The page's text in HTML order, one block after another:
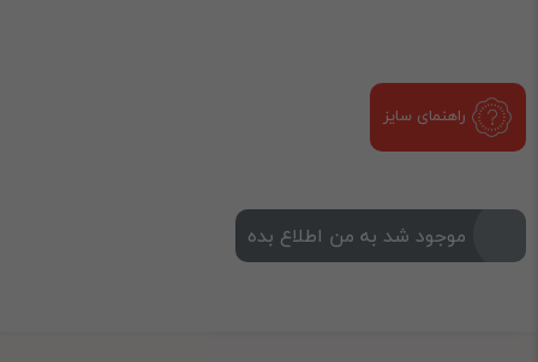
راهنمای سایز
موجود شد به من اطلاع بده